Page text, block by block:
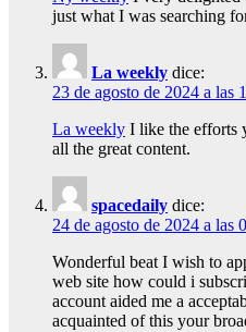
just what I was searching
La weekly dice:
23 de agosto de 2024 a las
La weekly I like the efforts
all the great content.
spacedaily dice:
24 de agosto de 2024 a las
Wonderful beat I wish to
web site how could i
account aided me a
acquainted of this your